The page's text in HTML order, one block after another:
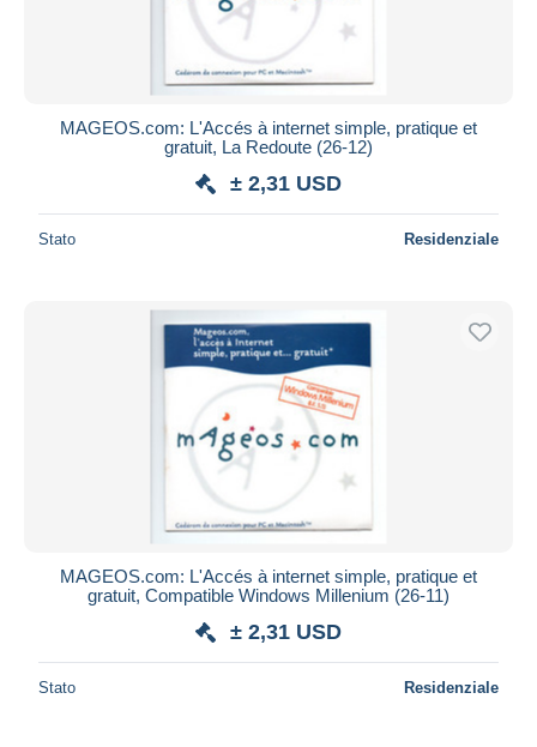
MAGEOS.com: L'Accés à internet simple, pratique et
gratuit, La Redoute (26-12)
± 2,31 USD
Stato Residenziale
MAGEOS.com: L'Accés à internet simple, pratique et
gratuit, Compatible Windows Millenium (26-11)
± 2,31 USD
Stato Residenziale